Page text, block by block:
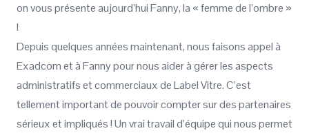
on vous présente aujourd’hui Fanny, la « femme de l’ombre »
!
Depuis quelques années maintenant, nous faisons appel à
Exadcom et à Fanny pour nous aider à gérer les aspects
administratifs et commerciaux de Label Vitre. C’est
tellement important de pouvoir compter sur des partenaires
sérieux et impliqués ! Un vrai travail d’équipe qui nous permet